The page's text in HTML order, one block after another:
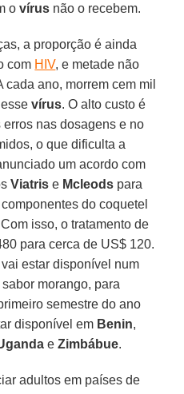
ovírus não o recebem.
a proporção é ainda
com HIV, e metade não
cada ano, morrem cem mil
vírus. O alto custo é
nas dosagens e no
o que dificulta a
um acordo com
Viatris e Mcleods para
do coquetel
isso, o tratamento de
para cerca de US$ 120.
estar disponível num
morango, para
semestre do ano
disponível em Benin,
eZimbábue.
adultos em países de